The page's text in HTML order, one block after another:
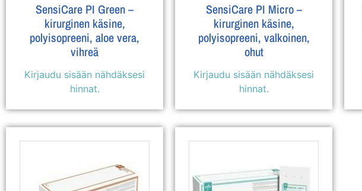
SensiCare PI Green –
kirurginen käsine,
polyisopreeni, aloe vera,
vihreä
Kirjaudu sisään nähdäksesi
hinnat.
SensiCare PI Micro –
kirurginen käsine,
polyisopreeni, valkoinen,
ohut
Kirjaudu sisään nähdäksesi
hinnat.